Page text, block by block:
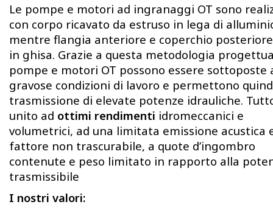
Le pompe e motori ad ingranaggi OT sono
con corpo ricavato da estruso in lega di
mentre flangia anteriore e coperchio
in ghisa. Grazie a questa metodologia
pompe e motori OT possono essere sottoposte
gravose condizioni di lavoro e permettono
trasmissione di elevate potenze idrauliche.
unito ad ottimi rendimenti idromeccanici e
volumetrici, ad una limitata emissione acustica
fattore non trascurabile, a quote d’ingombro
contenute e peso limitato in rapporto alla
trasmissibile
I nostri valori: